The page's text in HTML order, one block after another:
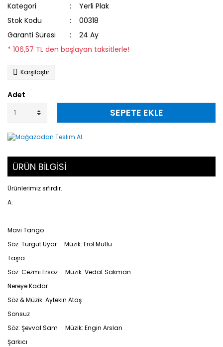
Kategori
Yerli Plak
Stok Kodu
00318
Garanti Süresi
24 Ay
* 106,57 TL den başlayan taksitlerle!
Karşılaştır
Adet
SEPETE EKLE
ÜRÜN BİLGİSİ
Ürünlerimiz sıfırdır.
A:
Mavi Tango
Söz: Turgut Uyar Müzik: Erol Mutlu
Taşra
Söz: Cezmi Ersöz Müzik: Vedat Sakman
Nereye Kadar
Söz & Müzik: Aytekin Ataş
Sonsuz
Söz: Şevval Sam Müzik: Engin Arslan
Şarkıcı